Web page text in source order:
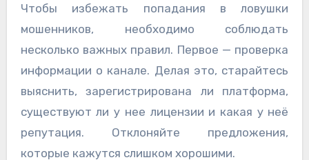
Чтобы избежать попадания в ловушки
мошенников, необходимо соблюдать
несколько важных правил. Первое — проверка
информации о канале. Делая это, старайтесь
выяснить, зарегистрирована ли платформа,
существуют ли у нее лицензии и какая у неё
репутация. Отклоняйте предложения,
которые кажутся слишком хорошими.